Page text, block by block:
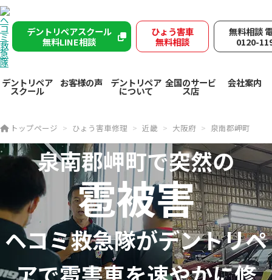
デントリペアスクール
無料LINE相談
ひょう害車
無料相談
無料相談
0120-
デントリペア
スクール
お客様の声 デントリペア
について
全国のサービ
ス店
会社案内
トップページ ひょう害車修理 近畿 大阪府 泉南郡岬町
泉南郡岬町で突然の
雹被害
ヘコミ救急隊がデントリペ